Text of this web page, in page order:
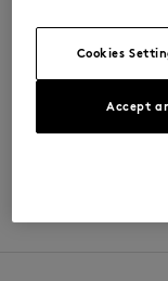
SECURE
Visa, ApplePay,
Paypal,
Cookies
Accept